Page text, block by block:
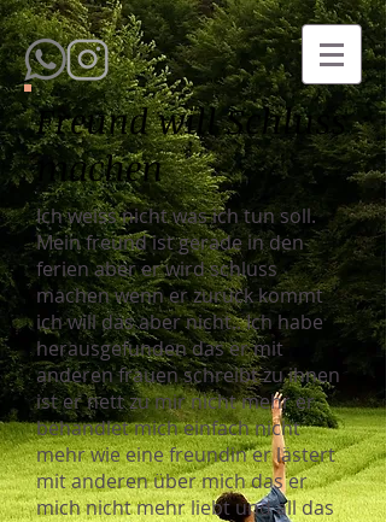
Freund will Schluss
machen
Ich weiss nicht was ich tun soll.
Mein freund ist gerade in den
ferien aber er wird schluss
machen wenn er zurück kommt
ich will das aber nicht.. Ich habe
herausgefunden das er mit
anderen frauen schreibt zu ihnen
ist er nett zu mir nicht mehr er
behandlet mich einfach nicht
mehr wie eine freundin er lästert
mit anderen über mich das er
mich nicht mehr liebt und all das